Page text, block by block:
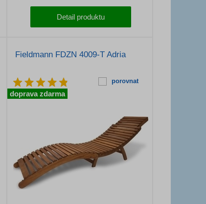
Detail produktu
Fieldmann FDZN 4009-T Adria
porovnat
doprava zdarma